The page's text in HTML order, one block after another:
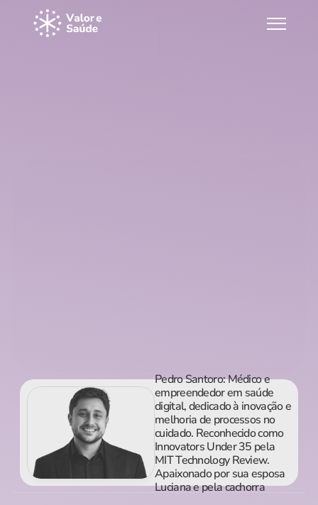
Pedro Santoro: Médico e
empreendedor em saúde
digital, dedicado à inovação e
melhoria de processos no
cuidado. Reconhecido como
Innovators Under 35 pela
MIT Technology Review.
Apaixonado por sua esposa
Luciana e pela cachorra